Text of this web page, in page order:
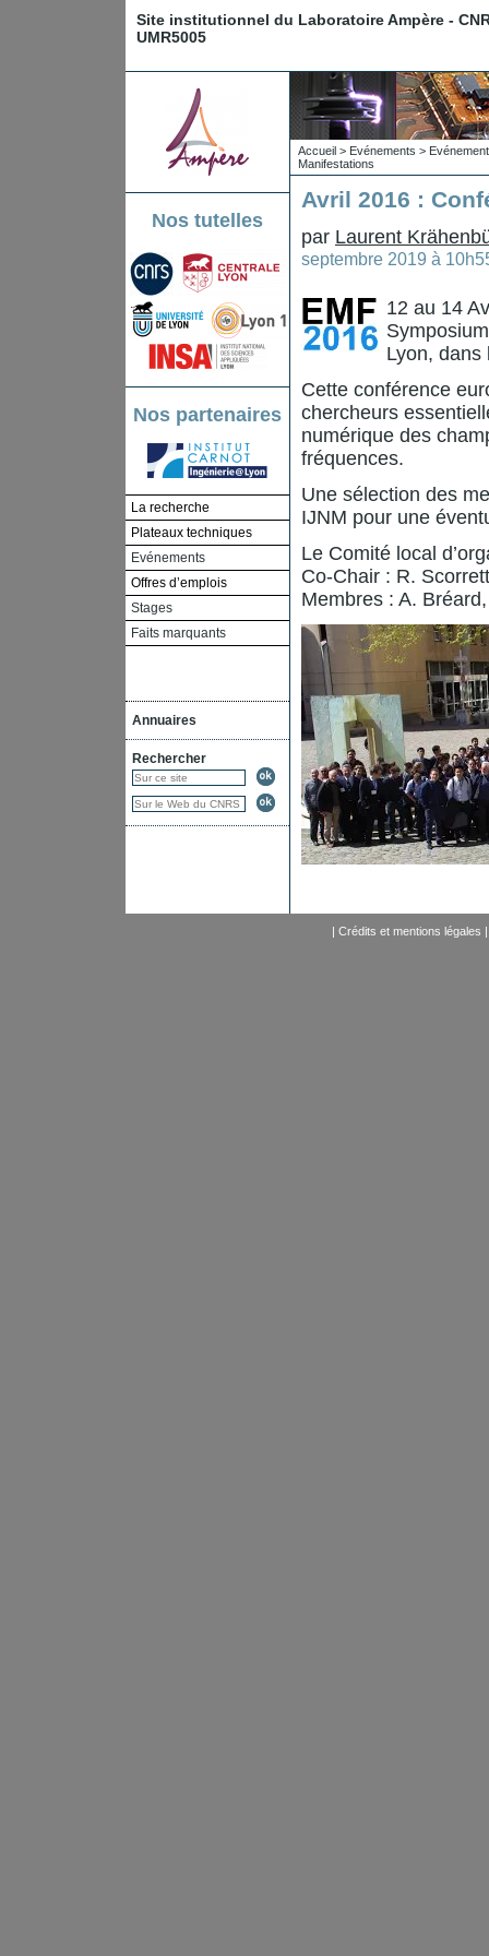
Site institutionnel du Laboratoire Ampère -
UMR5005
Nos tutelles
Nos partenaires
La recherche
Plateaux techniques
Evénements
Offres d’emplois
Stages
Faits marquants
Annuaires
Rechercher
Accueil > Evénements >
Manifestations
Avril 2016 :
par Laurent
septembre 2019 à
12 au 14
Lyon, dans
Cette conférence
chercheurs
numérique des
fréquences.
Une sélection des
IJNM pour une
Le Comité local
Co-Chair : R.
Membres : A.
| Crédits et mentions légales